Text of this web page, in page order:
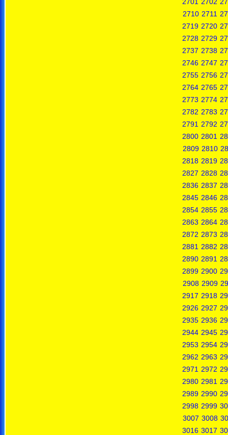
2710 2711
2719 2720
2728 2729
2737 2738
2746 2747
2755 2756
2764 2765
2773 2774
2782 2783
2791 2792
2800 2801
2809 2810
2818 2819
2827 2828
2836 2837
2845 2846
2854 2855
2863 2864
2872 2873
2881 2882
2890 2891
2899 2900
2908 2909
2917 2918
2926 2927
2935 2936
2944 2945
2953 2954
2962 2963
2971 2972
2980 2981
2989 2990
2998 2999
3007 3008
3016 3017